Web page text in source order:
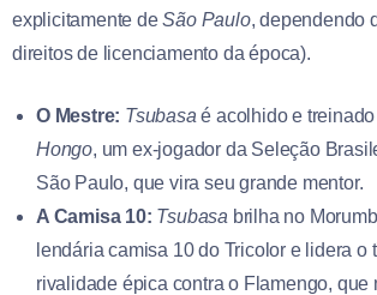
explicitamente deSão Paulo, dependendo
direitos de licenciamento da época).
O Mestre: Tsubasa é acolhido e
Hongo, um ex-jogador da Seleção
São Paulo, que vira seu grande mentor.
A Camisa 10: Tsubasa brilha no
lendária camisa 10 do Tricolor e lidera o
rivalidade épica contra o Flamengo, que